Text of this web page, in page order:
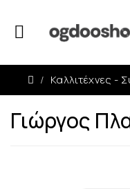
Καλλιτέχνες -
Γιώργος